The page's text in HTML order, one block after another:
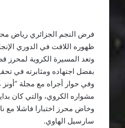
فرض النجم الجزائري رياض
ظهوره اللافت في الدوري
وتعد المسيرة الكروية لمحرز
بفضل اجتهاده ومثابرته في
وفي حوار أجراه مع مجلة
مشواره الكروي، والتي كان
سارسيل الهاوي.